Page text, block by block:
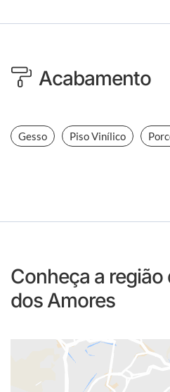
Acabamento
Gesso Piso Vinílico
Conheça a região
dos Amores